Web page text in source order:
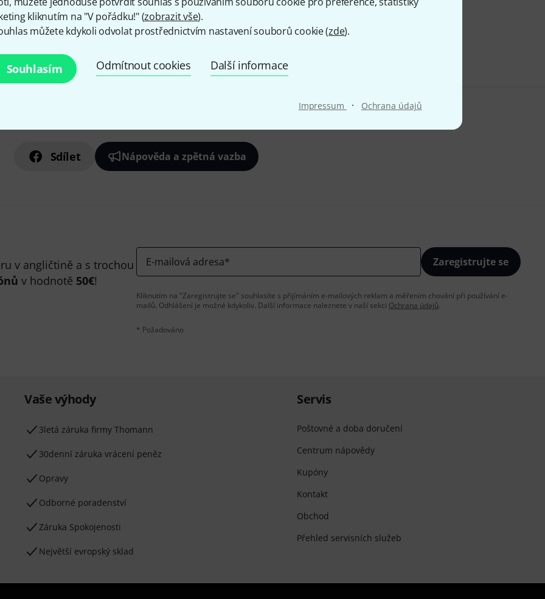
kliknutím na "V pořádku!" (zobrazit vše).
můžete kdykoli odvolat prostřednictvím nastavení souborů cookie (zde).
Souhlasím Odmítnout cookies Další informace
Impressum · Ochrana údajů
Doprava zdarma nad 4 900 Kč
Všechny ceny včetně DPH
Sdílet Nápověda a zpětná vazba
v angličtině a s trochou
v hodnotě 50€!
E-mailová adresa* Zaregistrujte se
Kliknutím na "Zaregistrujte se" souhlasíte s přijímáním e-mailových reklam a měřením chování při používání e-
mailů. Odhlášení je možné kdykoliv. Další informace naleznete v naší sekci Ochrana údajů.
* Požadováno
Vaše výhody
3letá záruka firmy Thomann
30denní záruka vrácení peněz
Opravy
Odborné poradenství
Záruka Spokojenosti
Největší evropský sklad
Servis
Poštovné a doba doručení
Centrum nápovědy
Kupóny
Kontakt
Obchod
Přehled servisních služeb